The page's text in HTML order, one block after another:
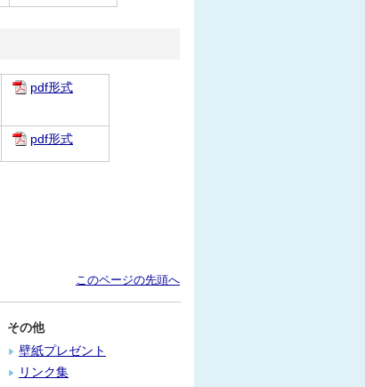
pdf形式
pdf形式
このページの先頭へ
その他
壁紙プレゼント
リンク集